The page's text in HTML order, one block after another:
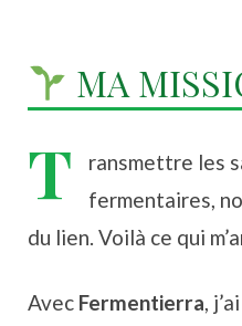
MA
T
ransmettre les
fermentaires,
du lien. Voilà ce qui
Avec Fermentierra,